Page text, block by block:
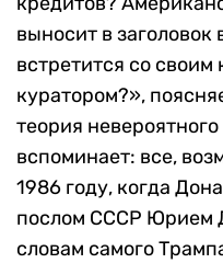
выносит в заголовок
встретится со
куратором?»,
теория
вспоминает: все,
1986 году, когда
послом СССР Юрием
словам самого